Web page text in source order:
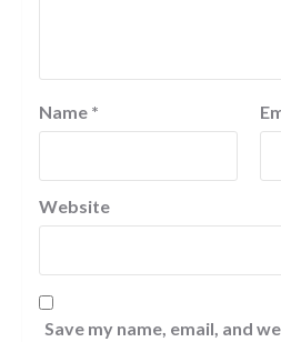
Name *
Website
Save my name, email, and